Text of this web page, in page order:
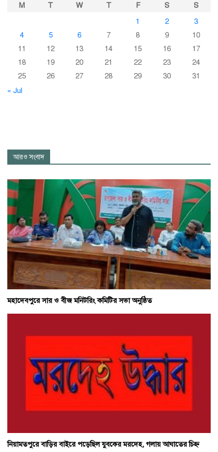
M T W T F S
S
1
2
3
4
5 6 7 8 9
10
11
12 13 14 15 16
17
18
19 20 21 22 23
24
25
26 27 28 29 30
31
« Jul
আরও সংবাদ
মহাদেবপুরে সার ও বীজ মনিটরিং কমিটির সভা অনুষ্ঠিত
নিয়ামতপুরে বাড়ির বাইরে পড়েছিল যুবকের মরদেহ, গলায় আঘাতের চিহ্ন